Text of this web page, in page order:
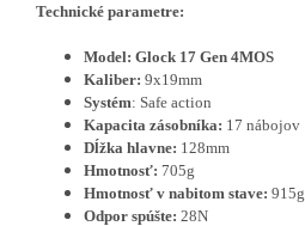
Technické parametre:
Model: Glock 17 Gen 4MOS
Kaliber: 9x19mm
Systém: Safe action
Kapacita zásobníka: 17 nábojov
Dĺžka hlavne: 128mm
Hmotnosť: 705g
Hmotnosť v nabitom stave: 915g
Odpor spúšte: 28N